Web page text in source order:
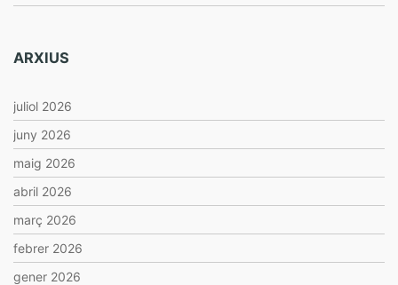
ARXIUS
juliol 2026
juny 2026
maig 2026
abril 2026
març 2026
febrer 2026
gener 2026